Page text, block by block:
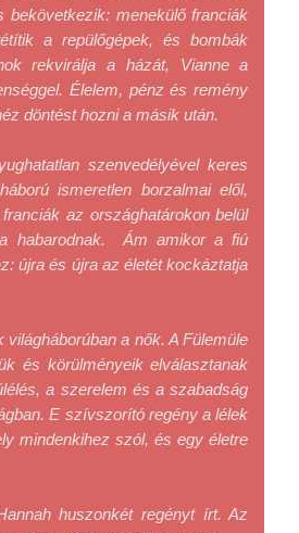
bekövetkezik: menekülő franciák
a repülőgépek, és bombák
rekvirálja a házát, Vianne a
Élelem, pénz és remény
döntést hozni a másik után.
szenvedélyével keres
ismeretlen borzalmai elől,
az országhatárokon belül
habarodnak.  Ám amikor a fiú
újra és újra az életét kockáztatja
a nők. A Fülemüle
és körülményeik elválasztanak
a szerelem és a szabadság
E szívszorító regény a lélek
mindenkihez szól, és egy életre
huszonkét regényt írt. Az